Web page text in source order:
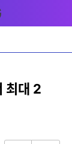
최대 2